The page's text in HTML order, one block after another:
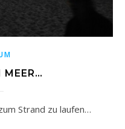
MEER…
Strand zu laufen…